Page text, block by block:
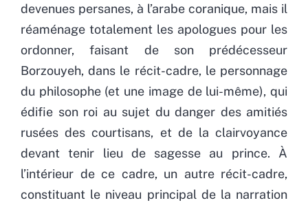
devenues persanes, à l’arabe coranique, mais il
réaménage totalement les apologues pour les
ordonner, faisant de son prédécesseur
Borzouyeh, dans le récit-cadre, le personnage
du philosophe (et une image de lui-même), qui
édifie son roi au sujet du danger des amitiés
rusées des courtisans, et de la clairvoyance
devant tenir lieu de sagesse au prince. À
l’intérieur de ce cadre, un autre récit-cadre,
constituant le niveau principal de la narration